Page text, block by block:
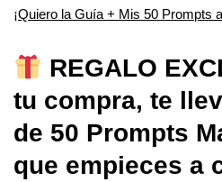
¡Quiero la Guía + Mis 50 Prompts
REGALO
tu compra, te
de 50 Prompts
que empieces a